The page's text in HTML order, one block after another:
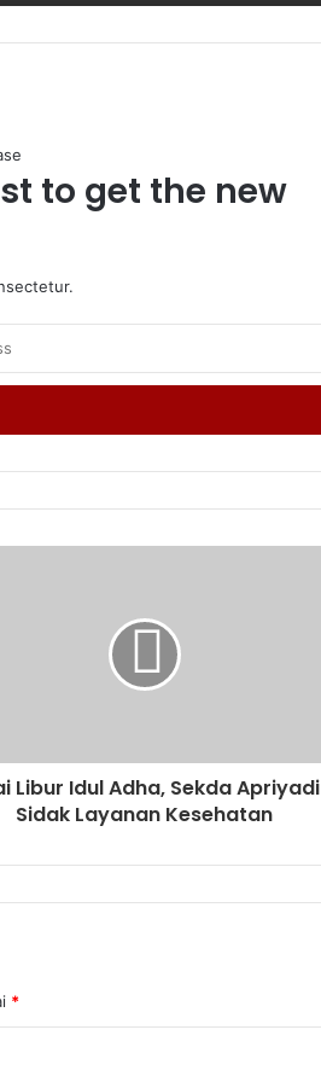
to get the new
Libur Idul Adha, Sekda Apriyadi
Sidak Layanan Kesehatan
*